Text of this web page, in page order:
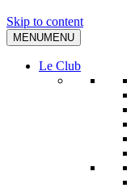
Skip to content
MENUMENU
Le Club